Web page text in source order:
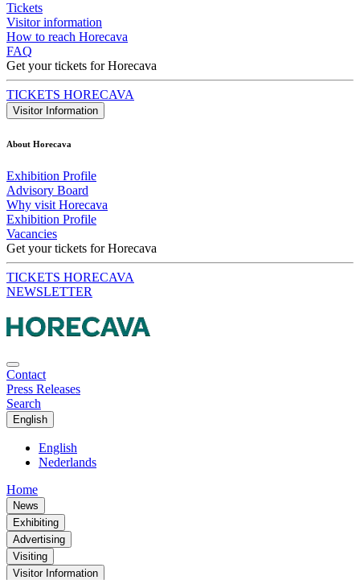
Tickets
Visitor information
How to reach Horecava
FAQ
Get your tickets for Horecava
TICKETS HORECAVA
Visitor Information
About Horecava
Exhibition Profile
Advisory Board
Why visit Horecava
Exhibition Profile
Vacancies
Get your tickets for Horecava
TICKETS HORECAVA
NEWSLETTER
Contact
Press Releases
Search
English
English
Nederlands
Home
News
Exhibiting
Advertising
Visiting
Visitor Information